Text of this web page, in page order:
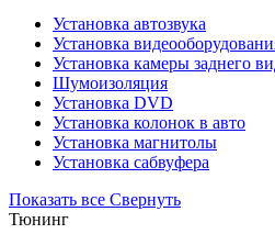
Установка автозвука
Установка
Установка камеры заднего
Шумоизоляция
Установка DVD
Установка колонок в авто
Установка магнитолы
Установка сабвуфера
Показать все Свернуть
Тюнинг